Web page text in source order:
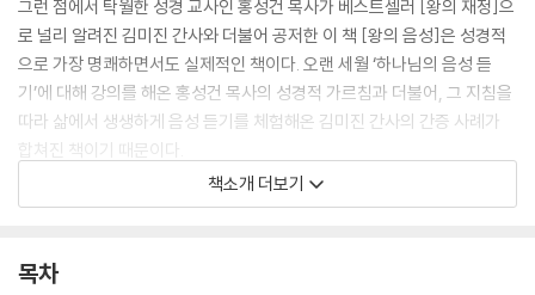
그런 점에서 탁월한 성경 교사인 홍성건 목사가 베스트셀러 [왕의 재정]으
로 널리 알려진 김미진 간사와 더불어 공저한 이 책 [왕의 음성]은 성경적
으로 가장 명쾌하면서도 실제적인 책이다. 오랜 세월 ‘하나님의 음성 듣
기’에 대해 강의를 해온 홍성건 목사의 성경적 가르침과 더불어, 그 지침을
따라 삶에서 생생하게 음성 듣기를 체험해온 김미진 간사의 간증 사례가
합쳐진 책이기 때문이다.
이 책은 하나님의 음성이란 무엇인지, 하나님은 어떻게 우리에게 말씀하시
해 전반적인 내용을 담은 완벽한 영적 생활 지침서이다.
책소개 더보기
목차